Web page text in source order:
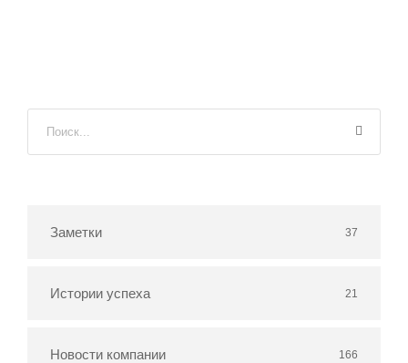
Заметки 37
Истории успеха 21
Новости компании 166